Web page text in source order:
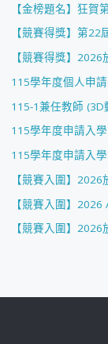
【金榜題名】狂賀
【競賽得獎】第
【競賽得獎】
115學年度個人申
115-1兼任教師
115學年度申請入
115學年度申請入
【競賽入圍】
【競賽入圍】
【競賽入圍】